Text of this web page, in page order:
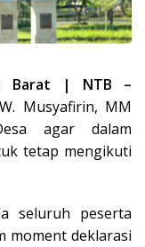
Barat | NTB –
Musyafirin, MM
agar dalam
tetap mengikuti
seluruh peserta
moment deklarasi